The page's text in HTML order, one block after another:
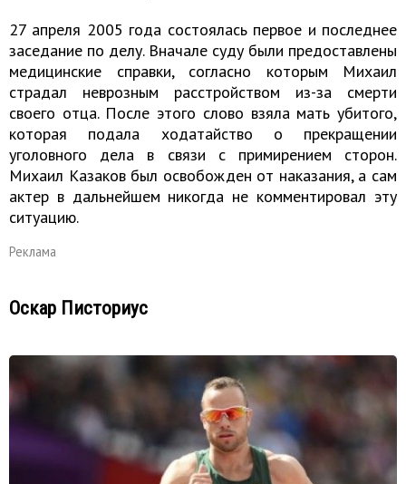
27 апреля 2005 года состоялась первое и последнее
заседание по делу. Вначале суду были предоставлены
медицинские справки, согласно которым Михаил
страдал неврозным расстройством из-за смерти
своего отца. После этого слово взяла мать убитого,
которая подала ходатайство о прекращении
уголовного дела в связи с примирением сторон.
Михаил Казаков был освобожден от наказания, а сам
актер в дальнейшем никогда не комментировал эту
ситуацию.
Реклама
Оскар Писториус